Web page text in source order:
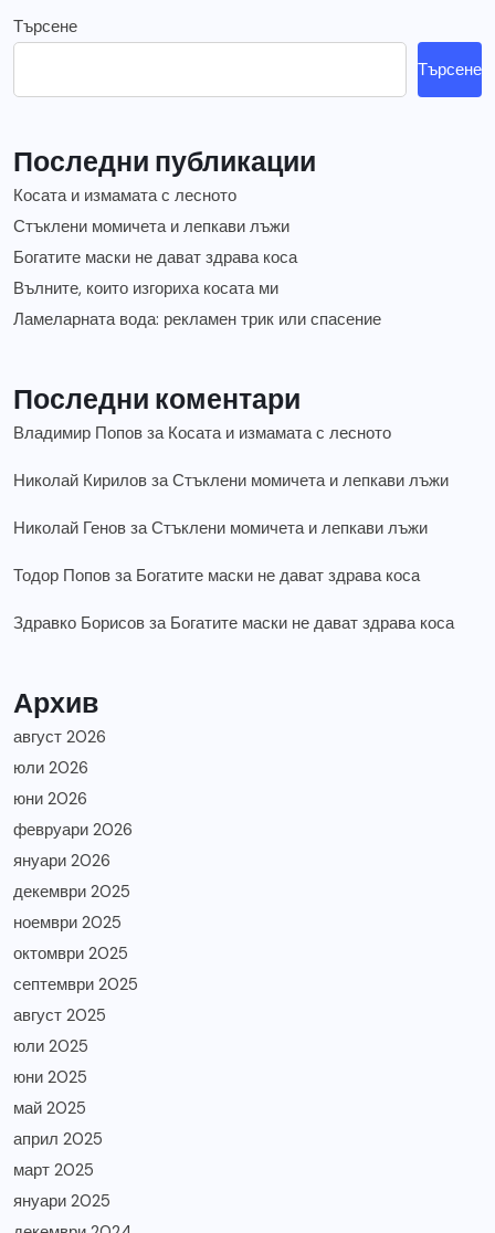
Търсене
Търсене
Последни публикации
Косата и измамата с лесното
Стъклени момичета и лепкави лъжи
Богатите маски не дават здрава коса
Вълните, които изгориха косата ми
Ламеларната вода: рекламен трик или спасение
Последни коментари
Владимир Попов за Косата и измамата с лесното
Николай Кирилов заСтъклени момичета и лепкави лъжи
Николай Генов заСтъклени момичета и лепкави лъжи
Тодор Попов за Богатите маски не дават здрава коса
Здравко Борисов за Богатите маски не дават здрава коса
Архив
август 2026
юли 2026
юни 2026
февруари 2026
януари 2026
декември 2025
ноември 2025
октомври 2025
септември 2025
август 2025
юли 2025
юни 2025
май 2025
април 2025
март 2025
януари 2025